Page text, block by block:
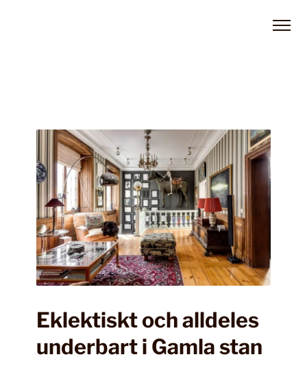
Eklektiskt och alldeles
underbart i Gamla stan